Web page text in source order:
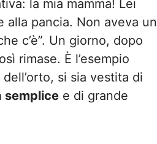
la mia mamma! Lei
alla pancia. Non aveva un
c’è”. Un giorno, dopo
rimase. È l’esempio
si sia vestita di
semplice e di grande